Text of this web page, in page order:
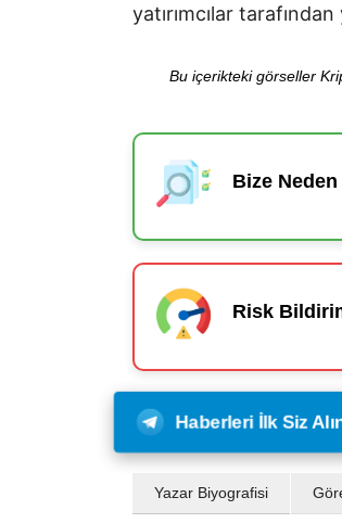
yatırımcılar
Bu içerikteki görseller
Bize
Risk
Haberleri İlk Siz
Yazar Biyografisi